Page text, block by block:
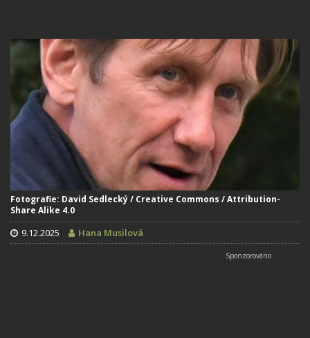
Fotografie: David Sedlecký / Creative Commons / Attribution-
Share Alike 4.0
9.12.2025 Hana Musilová